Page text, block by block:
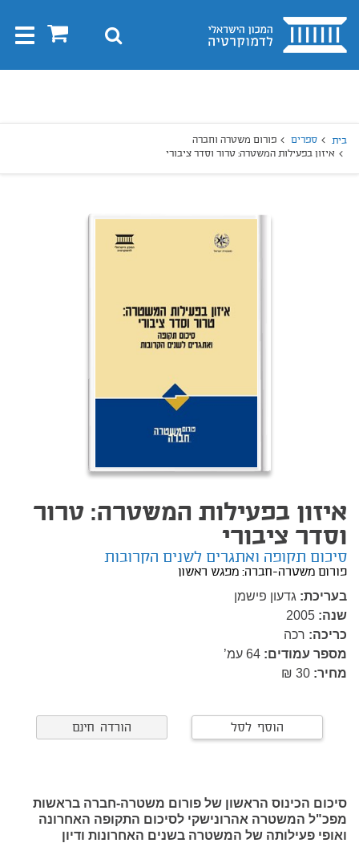
בית 0 חיפוש
בית ספרים
פורום משטרה וחברה
איזון בפעילות המשטרה: טרור וסדר ציבורי
איזון בפעילות המשטרה: טרור
וסדר ציבורי
סיכום תקופה ואתגרים לשנים הקרובות
פורום משטרה-חברה: מפגש ראשון
בעריכת: גדעון פישמן
שנה: 2005
כריכה: רכה
מספר עמודים: 64 עמ’
מחיר:
הוסף לסל הורדה חינם
סיכום הכינוס הראשון של פורום משטרה-חברה בראשות
מפכ"ל המשטרה אהרונישקי לסיכום התקופה האחרונה
ואופי פעילותה של המשטרה בשנים האחרונות ודיון